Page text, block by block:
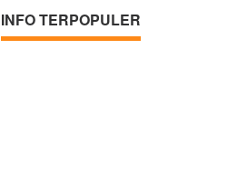
INFO TERPOPULER